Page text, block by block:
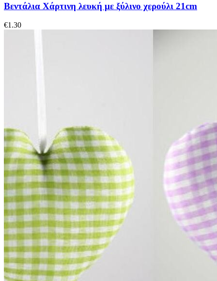
Βεντάλια Χάρτινη λευκή με ξύλινο χερούλι 21cm
€1.30